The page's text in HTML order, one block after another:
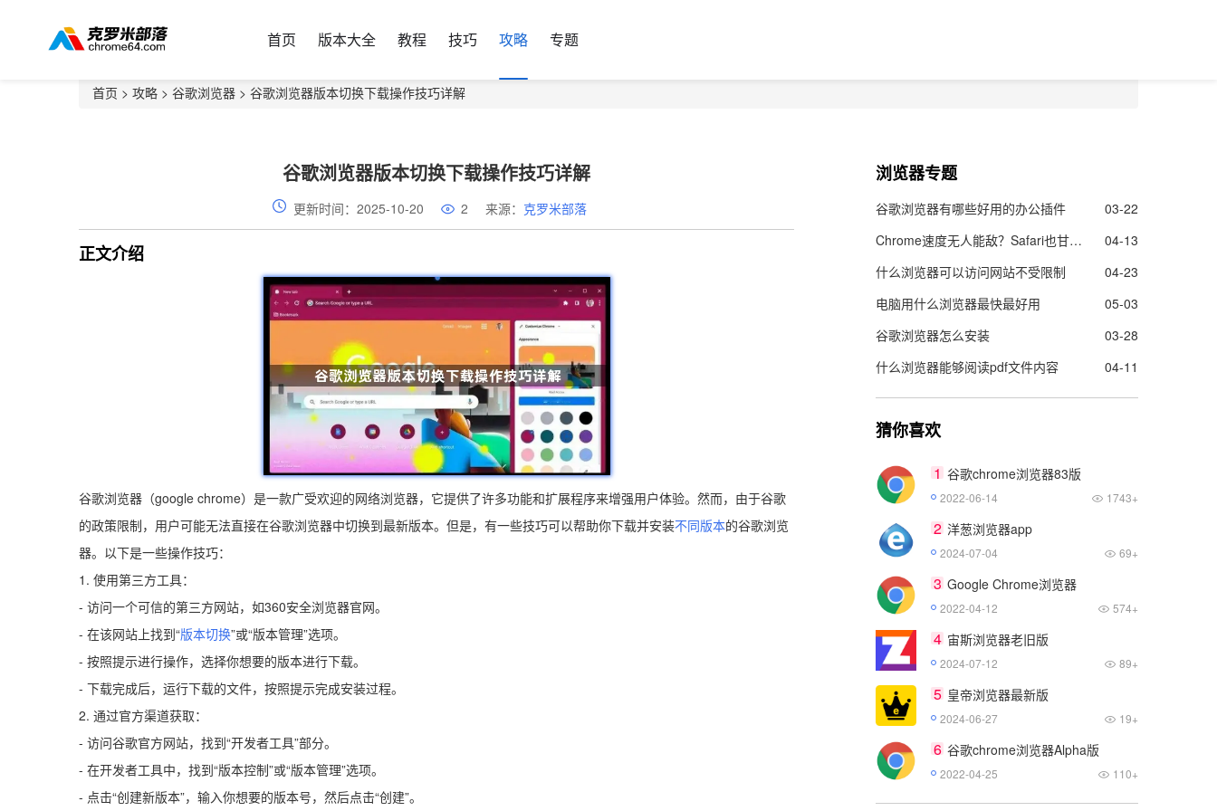
首页 版本大全 教程 技巧 攻略 专题
首页 > 攻略 > 谷歌浏览器 > 谷歌浏览器版本切换下载操作技巧详解
谷歌浏览器版本切换下载操作技巧详解
更新时间：2025-10-20 2 来源： 克罗米部落
正文介绍
谷歌浏览器（google chrome）是一款广受欢迎的网络浏览器，它提供了许多功能和扩展程序来增强用户体验。然而，由于谷歌
的政策限制，用户可能无法直接在谷歌浏览器中切换到最新版本。但是，有一些技巧可以帮助你下载并安装不同版本的谷歌浏览
器。以下是一些操作技巧：
1. 使用第三方工具：
- 访问一个可信的第三方网站，如360安全浏览器官网。
- 在该网站上找到“版本切换”或“版本管理”选项。
- 按照提示进行操作，选择你想要的版本进行下载。
- 下载完成后，运行下载的文件，按照提示完成安装过程。
2. 通过官方渠道获取：
- 访问谷歌官方网站，找到“开发者工具”部分。
- 在开发者工具中，找到“版本控制”或“版本管理”选项。
- 点击“创建新版本”，输入你想要的版本号，然后点击“创建”。
浏览器专题
谷歌浏览器有哪些好用的办公插件
03-22
Chrome速度无人能敌？Safari也甘拜下风
04-13
什么浏览器可以访问网站不受限制
04-23
电脑用什么浏览器最快最好用
05-03
谷歌浏览器怎么安装
03-28
什么浏览器能够阅读pdf文件内容
04-11
猜你喜欢
1 谷歌chrome浏览器83版
2022-06-14 1743+
2 洋葱浏览器app
2024-07-04 69+
3 Google Chrome浏览器
2022-04-12 574+
4 宙斯浏览器老旧版
2024-07-12 89+
5 皇帝浏览器最新版
2024-06-27 19+
6 谷歌chrome浏览器Alpha版
2022-04-25 110+